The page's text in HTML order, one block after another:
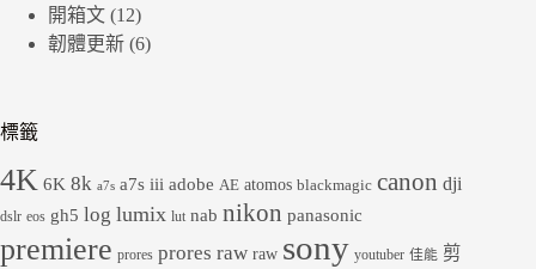
開箱文 (12)
韌體更新 (6)
標籤
4K 6K 8k a7s a7s iii adobe AE atomos blackmagic canon dji
dslr eos gh5 log lumix lut nab nikon panasonic
premiere prores prores raw raw sony youtuber 佳能 剪